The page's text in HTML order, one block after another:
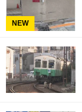
NEW